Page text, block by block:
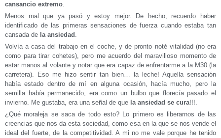
cansancio extremo.
Menos mal que ya pasó y estoy mejor. De hecho, recuerdo haber
identificado de las primeras sensaciones de fuerza cuando estaba tan
cansada de la ansiedad .
Volvía a casa del trabajo en el coche, y de pronto noté vitalidad (no era
como para tirar cohetes), pero me acuerdo del maravilloso momento de
estar manos al volante y notar que era capaz de enfrentarme a la M30 (la
carretera). Eso me hizo sentir tan bien… la leche! Aquella sensación
había estado dentro de mí en alguna ocasión, hacía mucho, pero la
semilla había permanecido, era como un bulbo que florecía pasado el
invierno. Me gustaba, era una señal de que la ansiedad se cura!!!.
¿Qué moraleja se saca de todo esto? Lo primero es liberarnos de las
creencias que nos da esta sociedad, como esa en la que se nos vende el
ideal del fuerte, de la competitividad. A mi no me vale porque he tenido